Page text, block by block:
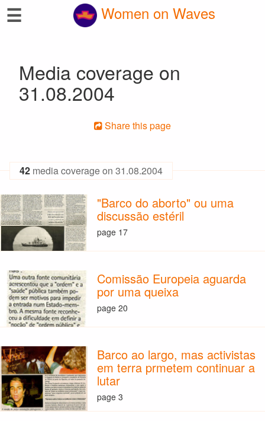
☰ Women on Waves
Media coverage on
31.08.2004
Share this page
42 media coverage on 31.08.2004
"Barco do aborto" ou uma
discussão estéril
page 17
Comissão Europeia aguarda
por uma queixa
page 20
Barco ao largo, mas activistas
em terra prmetem continuar a
lutar
page 3